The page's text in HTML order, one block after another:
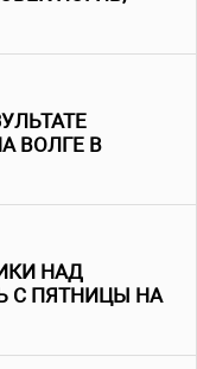
ВОЛГЕ В
НАД
С ПЯТНИЦЫ НА